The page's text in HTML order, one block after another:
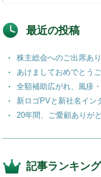
o
k
n
最近の投稿
株主総会へのご出席あ
あけましておめでとう
全額補助広がれ、風疹
新ロゴPVと新社名イン
20年間、ご愛顧ありが
記事ランキング